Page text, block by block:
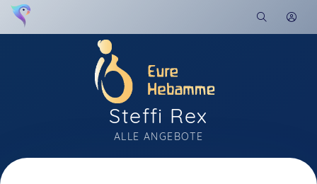
Steffi Rex
ALLE ANGEBOTE
Soon you will learn more about me here...